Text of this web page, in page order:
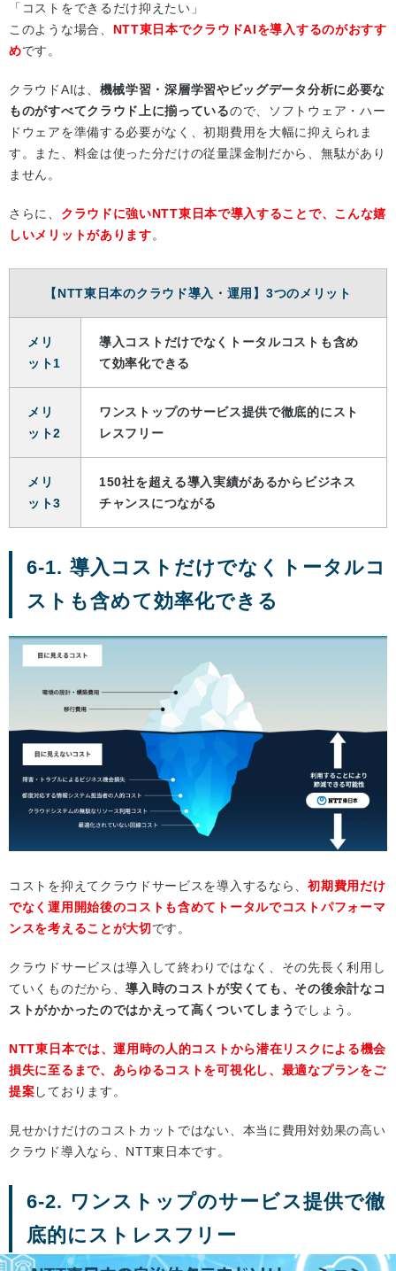
「コストをできるだけ抑えたい」
このような場合、 NTT東日本でクラウドAIを導入するのがおすす
めです。
クラウドAIは、 機械学習・深層学習やビッグデータ分析に必要な
ものがすべてクラウド上に揃っているので、ソフトウェア・ハー
ドウェアを準備する必要がなく、初期費用を大幅に抑えられま
す。また、料金は使った分だけの従量課金制だから、無駄があり
ません。
さらに、 クラウドに強いNTT東日本で導入することで、こんな嬉
しいメリットがあります。
【NTT東日本のクラウド導入・運用】3つのメリット
メリ
ット1
導入コストだけでなくトータルコストも含め
て効率化できる
メリ
ット2
ワンストップのサービス提供で徹底的にスト
レスフリー
メリ
ット3
150社を超える導入実績があるからビジネス
チャンスにつながる
6-1. 導入コストだけでなくトータルコ
ストも含めて効率化できる
コストを抑えてクラウドサービスを導入するなら、初期費用だけ
でなく運用開始後のコストも含めてトータルでコストパフォーマ
ンスを考えることが大切です。
クラウドサービスは導入して終わりではなく、その先長く利用し
ていくものだから、導入時のコストが安くても、その後余計なコ
ストがかかったのではかえって高くついてしまう でしょう。
NTT東日本では、運用時の人的コストから潜在リスクによる機会
損失に至るまで、あらゆるコストを可視化し、最適なプランをご
提案しております。
見せかけだけのコストカットではない、本当に費用対効果の高い
クラウド導入なら、NTT東日本です。
6-2. ワンストップのサービス提供で徹
底的にストレスフリー